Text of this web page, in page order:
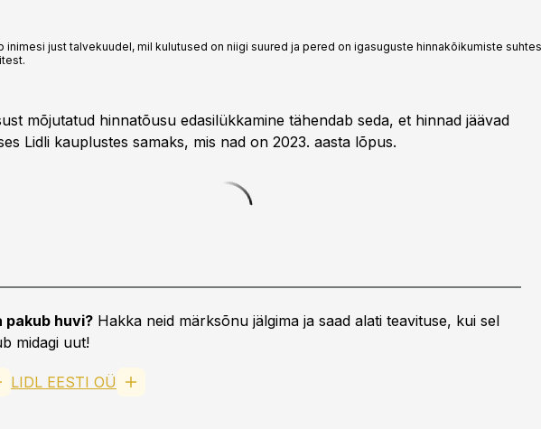
just talvekuudel, mil kulutused on niigi suured ja pered on igasuguste hinnakõikumiste
mõjutatud hinnatõusu edasilükkamine tähendab seda, et hinnad jäävad
Lidli kauplustes samaks, mis nad on 2023. aasta lõpus.
pakub huvi? Hakka neid märksõnu jälgima ja saad alati teavituse, kui sel
midagi uut!
LIDL EESTI OÜ